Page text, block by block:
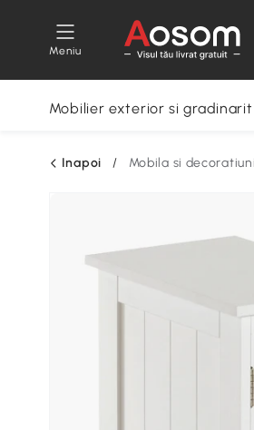
Meniu
Mobilier exterior si gradinarit
Inapoi / Mobila si decoratiuni